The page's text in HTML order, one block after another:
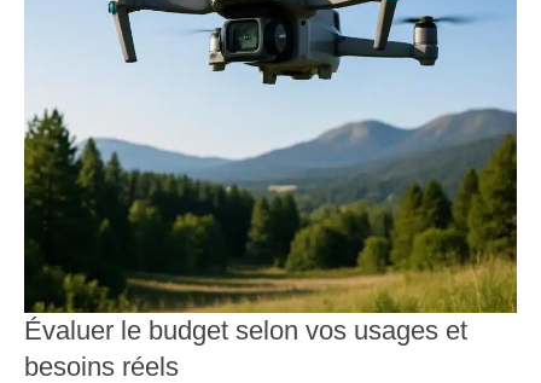
Évaluer le budget selon vos usages et
besoins réels